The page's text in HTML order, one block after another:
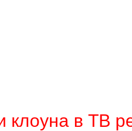
клоуна в ТВ